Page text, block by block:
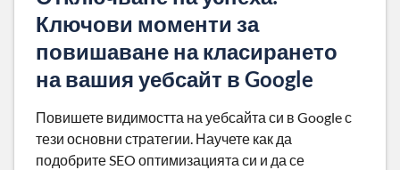
Ключови моменти за
повишаване на класирането
на вашия уебсайт в Google
Повишете видимостта на уебсайта си в Google с
тези основни стратегии. Научете как да
подобрите SEO оптимизацията си и да се